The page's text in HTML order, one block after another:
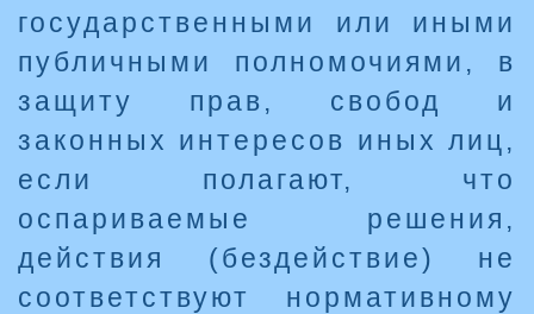
государственными или иными
публичными полномочиями, в
защиту прав, свобод и
законных интересов иных лиц,
если полагают, что
оспариваемые решения,
действия (бездействие) не
соответствуют нормативному